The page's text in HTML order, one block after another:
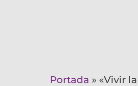
Portada » «Vivir